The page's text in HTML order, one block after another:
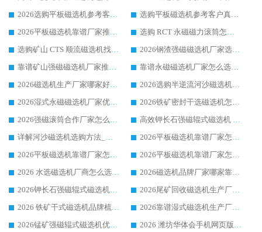
2026选购平板磁选机参考客户真实体验，华体会手机网页版-华体会(中国) 厂家行业口碑排名前列
选购平板磁选机参考客户真实体验，华体会手机网页版-华体会(中国) 厂家依托行业口碑收获大量客户认可
2026平板磁选机靠谱厂家推荐_ 华体会手机网页版-华体会(中国) 凭借良好口碑获得众多客户认可
选购 RCT 永磁磁力滚筒怎么选?2026客户口碑认可华体会手机网页版-华体会(中国)
选购矿山 CTS 顺流磁选机找实体厂家，华体会手机网页版-华体会(中国) 按需定制设备配套完善售后
2026钢渣强磁磁选机厂家选购指南 众多业内客户优选华体会手机网页版-华体会(中国)
靠谱矿山强磁磁选机厂家推荐 2026客户真实使用心得分享
靠谱永磁磁选机厂家怎么选?福建客户真实体验分享华体会手机网页版-华体会(中国) 品牌
2026磁选机生产厂家哪家好?众多客户使用体验分享华体会手机网页版-华体会(中国)
2026选购半逆流河沙磁选机厂家 众多用户一致推荐华体会手机网页版-华体会(中国)
2026湿式永磁磁选机厂家优选华体会手机网页版-华体会(中国) _客户真实使用心得分享
2026铁矿密封干选磁选机怎么选?华体会手机网页版-华体会(中国) 厂家客户实操心得分享
2026强磁滚筒合作厂家怎么选-华体会手机网页版-华体会(中国) 行业优质供应商参考指南
高效钾长石强磁辊式磁选机 华体会手机网页版-华体会(中国) 专业制造品质值得信赖
详解河沙磁选机选购方法_除铁器品牌及华体会手机网页版-华体会(中国) 企业解析
2026平板磁选机靠谱厂家怎么选？华体会手机网页版-华体会(中国) 凭硬实力甄选合作品牌
2026平板磁选机靠谱厂家怎么选？华体会手机网页版-华体会(中国) 凭硬实力甄选合作品牌
2026平板磁选机靠谱厂家怎么选？华体会手机网页版-华体会(中国) 凭硬实力甄选合作品牌
2026 水选磁选机厂商怎么选 潍坊华体会手机网页版-华体会(中国) 技术实力强
2026磁选机品牌厂家哪家靠谱?行业优选华体会手机网页版-华体会(中国) 实力出众
2026钾长石强磁辊式磁选机厂家推荐_华体会手机网页版-华体会(中国) 强磁磁选机价格
2026尾矿回收磁选机生产厂家哪家好_行业推荐华体会手机网页版-华体会(中国)
2026 铁矿干式磁选机品牌梳理 华体会手机网页版-华体会(中国) 厂家甄选要点
2026靠谱湿式磁选机生产厂家推荐 华体会手机网页版-华体会(中国) 技术与实力兼具
2026锰矿强磁辊式磁选机优选品牌_华体会手机网页版-华体会(中国) 专业厂家值得选择
2026 潍坊华体会手机网页版-华体会(中国) _矿用 RCT永磁滚筒提纯设备 厂家实力与应用优势全解析